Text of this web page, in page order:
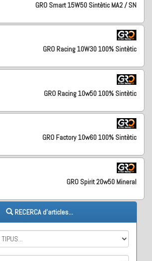
GRO Smart 15W50 Sintètic MA2 / SN
GRO Racing 10W30 100% Sintètic
GRO Racing 10w50 100% Sintètic
GRO Factory 10w60 100% Sintètic
GRO Spirit 20w50 Mineral
RECERCA d'articles...